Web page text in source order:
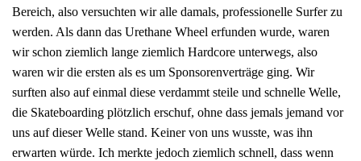
Bereich, also versuchten wir alle damals, professionelle Surfer zu
werden. Als dann das Urethane Wheel erfunden wurde, waren
wir schon ziemlich lange ziemlich Hardcore unterwegs, also
waren wir die ersten als es um Sponsorenverträge ging. Wir
surften also auf einmal diese verdammt steile und schnelle Welle,
die Skateboarding plötzlich erschuf, ohne dass jemals jemand vor
uns auf dieser Welle stand. Keiner von uns wusste, was ihn
erwarten würde. Ich merkte jedoch ziemlich schnell, dass wenn